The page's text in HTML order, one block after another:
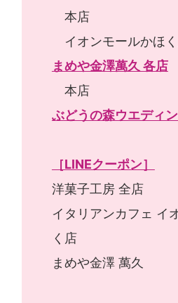
本店
イオンモールかほ
まめや金澤萬久 各店
本店
ぶどうの森ウエディ
［LINEクーポン］
洋菓子工房 全店
イタリアンカフェ イ
く店
まめや金澤 萬久